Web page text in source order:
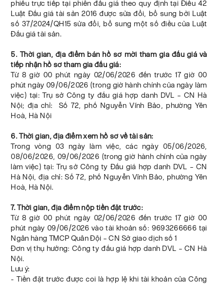
phiếu trực tiếp tại phiên đấu giá theo quy định tại Điều 42
Luật Đấu giá tài sản 2016 được sửa đổi, bổ sung bởi Luật
số 37/2024/QH15 sửa đổi, bổ sung một số điều của Luật
Đấu giá tài sản.
5. Thời gian, địa điểm bán hồ sơ mời tham gia đấu giá và
tiếp nhận hồ sơ tham gia đấu giá:
Từ 8 giờ 00 phút ngày 02/06/2026 đến trước 17 giờ 00
phút ngày 09/06/2026 (trong giờ hành chính của ngày làm
việc) tại: Trụ sở Công ty đấu giá hợp danh DVL – CN Hà
Nội; địa chỉ: Số 72, phố Nguyễn Vĩnh Bảo, phường Yên
Hoà, Hà Nội
6. Thời gian, địa điểm xem hồ sơ về tài sản:
Trong vòng 03 ngày làm việc, các ngày 05/06/2026,
08/06/2026, 09/06/2026 (trong giờ hành chính của ngày
làm việc) tại: Trụ sở Công ty Đấu giá hợp danh DVL – CN
Hà Nội, địa chỉ: Số 72, phố Nguyễn Vĩnh Bảo, phường Yên
Hoà, Hà Nội.
7. Thời gian, địa điểm nộp tiền đặt trước:
Từ 8 giờ 00 phút ngày 02/06/2026 đến trước 17 giờ 00
phút ngày 09/06/2026 vào tài khoản số: 9693266666 tại
Ngân hàng TMCP Quân Đội – CN Sở giao dịch số 1
Đơn vị thụ hưởng: Công ty đấu giá hợp danh DVL – CN Hà
Nội.
Lưu ý:
- Tiền đặt trước được coi là hợp lệ khi tài khoản của Công